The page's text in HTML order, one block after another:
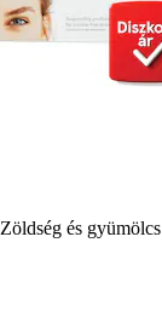
Zöldség és gyümölcs